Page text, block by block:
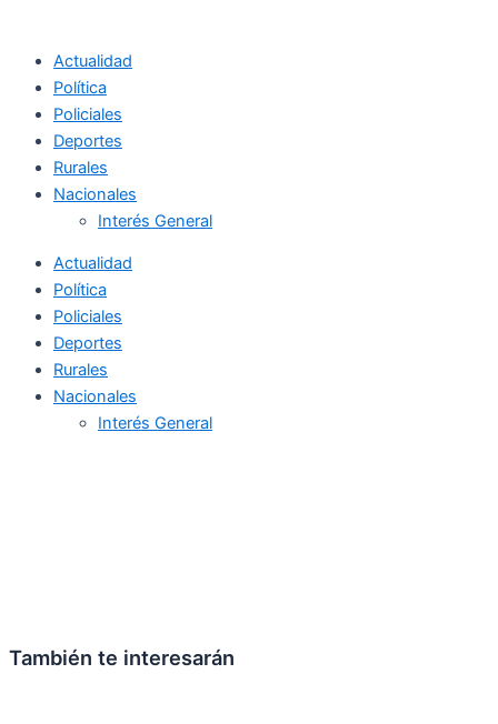
Actualidad
Política
Policiales
Deportes
Rurales
Nacionales
Interés General
Actualidad
Política
Policiales
Deportes
Rurales
Nacionales
Interés General
También te interesarán